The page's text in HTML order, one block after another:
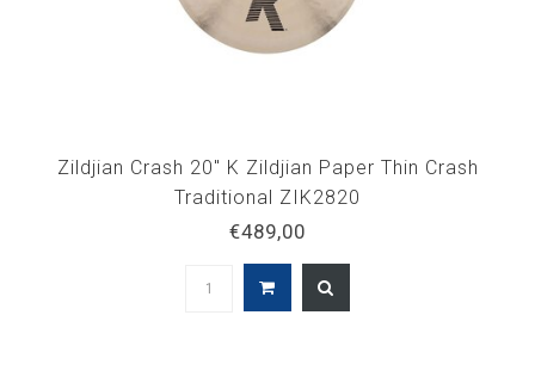
Zildjian Crash 20" K Zildjian Paper Thin Crash
Traditional ZIK2820
€489,00